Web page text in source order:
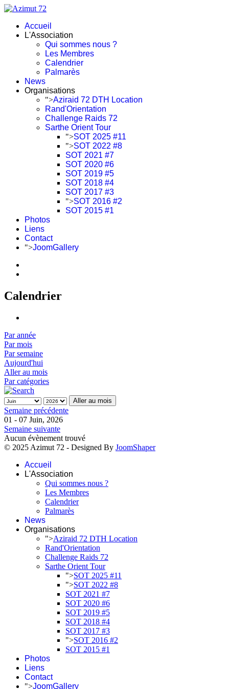
Accueil
L'Association
Qui sommes nous ?
Les Membres
Calendrier
Palmarès
News
Organisations
">Aziraid 72 DTH Location
Rand'Orientation
Challenge Raids 72
Sarthe Orient Tour
">SOT 2025 #11
">SOT 2022 #8
SOT 2021 #7
SOT 2020 #6
SOT 2019 #5
SOT 2018 #4
SOT 2017 #3
">SOT 2016 #2
SOT 2015 #1
Photos
Liens
Contact
">JoomGallery
Calendrier
Par année
Par mois
Par semaine
Aujourd'hui
Aller au mois
Par catégories
Aller au mois
Semaine précédente
01 - 07 Juin, 2026
Semaine suivante
Aucun évènement trouvé
© 2025 Azimut 72 - Designed By JoomShaper
Accueil
L'Association
Qui sommes nous ?
Les Membres
Calendrier
Palmarès
News
Organisations
">Aziraid 72 DTH Location
Rand'Orientation
Challenge Raids 72
Sarthe Orient Tour
">SOT 2025 #11
">SOT 2022 #8
SOT 2021 #7
SOT 2020 #6
SOT 2019 #5
SOT 2018 #4
SOT 2017 #3
">SOT 2016 #2
SOT 2015 #1
Photos
Liens
Contact
">JoomGallery